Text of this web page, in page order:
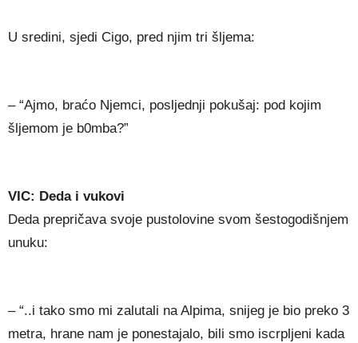
U sredini, sjedi Cigo, pred njim tri šljema:
– “Ajmo, braćo Njemci, posljednji pokušaj: pod kojim
šljemom je b0mba?”
VIC: Deda i vukovi
Deda prepričava svoje pustolovine svom šestogodišnjem
unuku:
– “..i tako smo mi zalutali na Alpima, snijeg je bio preko 3
metra, hrane nam je ponestajalo, bili smo iscrpljeni kada